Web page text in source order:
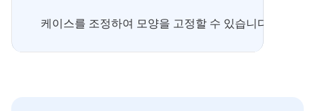
케이스를 조정하여 모양을 고정할 수 있습니다.